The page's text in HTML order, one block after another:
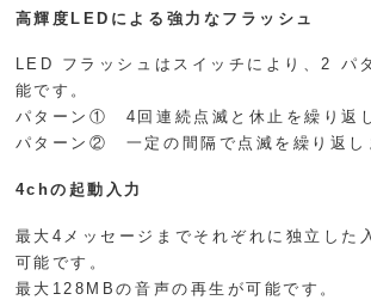
高輝度LEDによる強力なフラッシュ
LED フラッシュはスイッチにより、2 パ
能です。
パターン① 4回連続点滅と休止を繰り返
パターン② 一定の間隔で点滅を繰り返し
4chの起動入力
最大4メッセージまでそれぞれに独立した
可能です。
最大128MBの音声の再生が可能です。